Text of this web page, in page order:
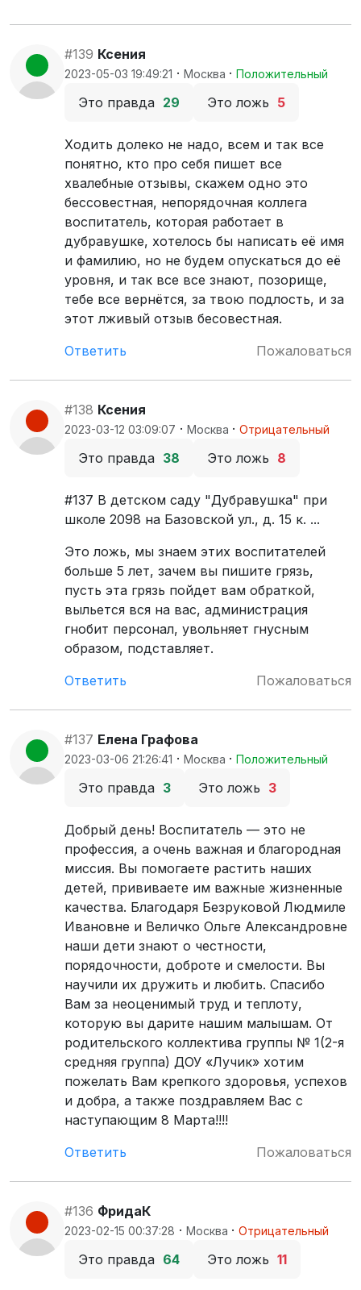
#139 Ксения
2023-05-03 19:49:21 · Москва · Положительный
Это правда 29 Это ложь 5
Ходить долеко не надо, всем и так все
понятно, кто про себя пишет все
хвалебные отзывы, скажем одно это
бессовестная, непорядочная коллега
воспитатель, которая работает в
дубравушке, хотелось бы написать её имя
и фамилию, но не будем опускаться до её
уровня, и так все все знают, позорище,
тебе все вернётся, за твою подлость, и за
этот лживый отзыв бесовестная.
Ответить
Пожаловаться
#138 Ксения
2023-03-12 03:09:07 · Москва · Отрицательный
Это правда 38 Это ложь 8
#137 В детском саду "Дубравушка" при
школе 2098 на Базовской ул., д. 15 к. ...
Это ложь, мы знаем этих воспитателей
больше 5 лет, зачем вы пишите грязь,
пусть эта грязь пойдет вам обраткой,
выльется вся на вас, администрация
гнобит персонал, увольняет гнусным
образом, подставляет.
Ответить
Пожаловаться
#137 Елена Графова
2023-03-06 21:26:41 · Москва · Положительный
Это правда 3 Это ложь 3
Добрый день! Воспитатель​ — это не​
профессия, а​ очень важная и​ благородная
миссия. Вы​ помогаете растить наших
детей, прививаете им​ важные жизненные
качества. Благодаря Безруковой Людмиле
Ивановне и Величко Ольге Александровне
наши дети знают о​ честности,
порядочности, доброте и​ смелости. Вы​
научили их​ дружить и​ любить. Спасибо
Вам​ за​ неоценимый труд и​ теплоту,
которую вы​ дарите нашим малышам. От
родительского коллектива группы​ № 1(2-я
средняя группа) ДОУ «Лучик» хотим
пожелать Вам крепкого здоровья, успехов
и​ добра, а также поздравляем Вас с
наступающим 8 Марта!!!! ​
Ответить
Пожаловаться
#136 ФридаК
2023-02-15 00:37:28 · Москва · Отрицательный
Это правда 64 Это ложь 11